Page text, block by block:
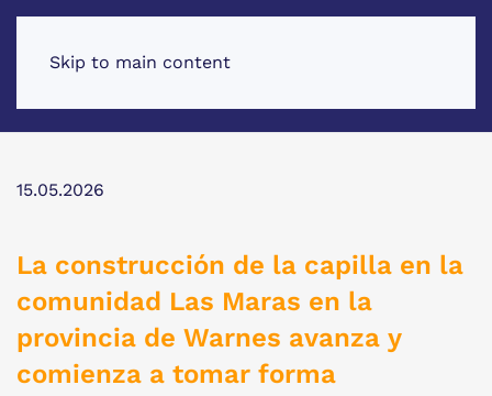
Skip to main content
15.05.2026
La construcción de la capilla en la
comunidad Las Maras en la
provincia de Warnes avanza y
comienza a tomar forma